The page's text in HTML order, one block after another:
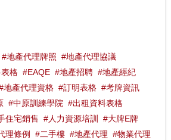
#地產代理牌照 #地產代理協議
格 #EAQE #地產招聘 #地產經紀
地產代理資格 #訂明表格 #考牌資訊
#中原訓練學院 #出租資料表格
住宅銷售 #人力資源培訓
#大牌E牌
理條例 #二手樓 #地產代理 #物業代理